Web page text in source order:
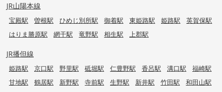
JR山陽本線
宝殿駅 曽根駅 ひめじ別所駅 御着駅 東姫路駅 姫路駅
英賀保駅
はりま勝原駅
網干駅 竜野駅 相生駅 上郡駅
JR播但線
姫路駅 京口駅 野里駅 砥堀駅 仁豊野駅 香呂駅 溝口駅
福崎駅
甘地駅
鶴居駅 新野駅 寺前駅 生野駅 新井駅 竹田駅 和田山駅